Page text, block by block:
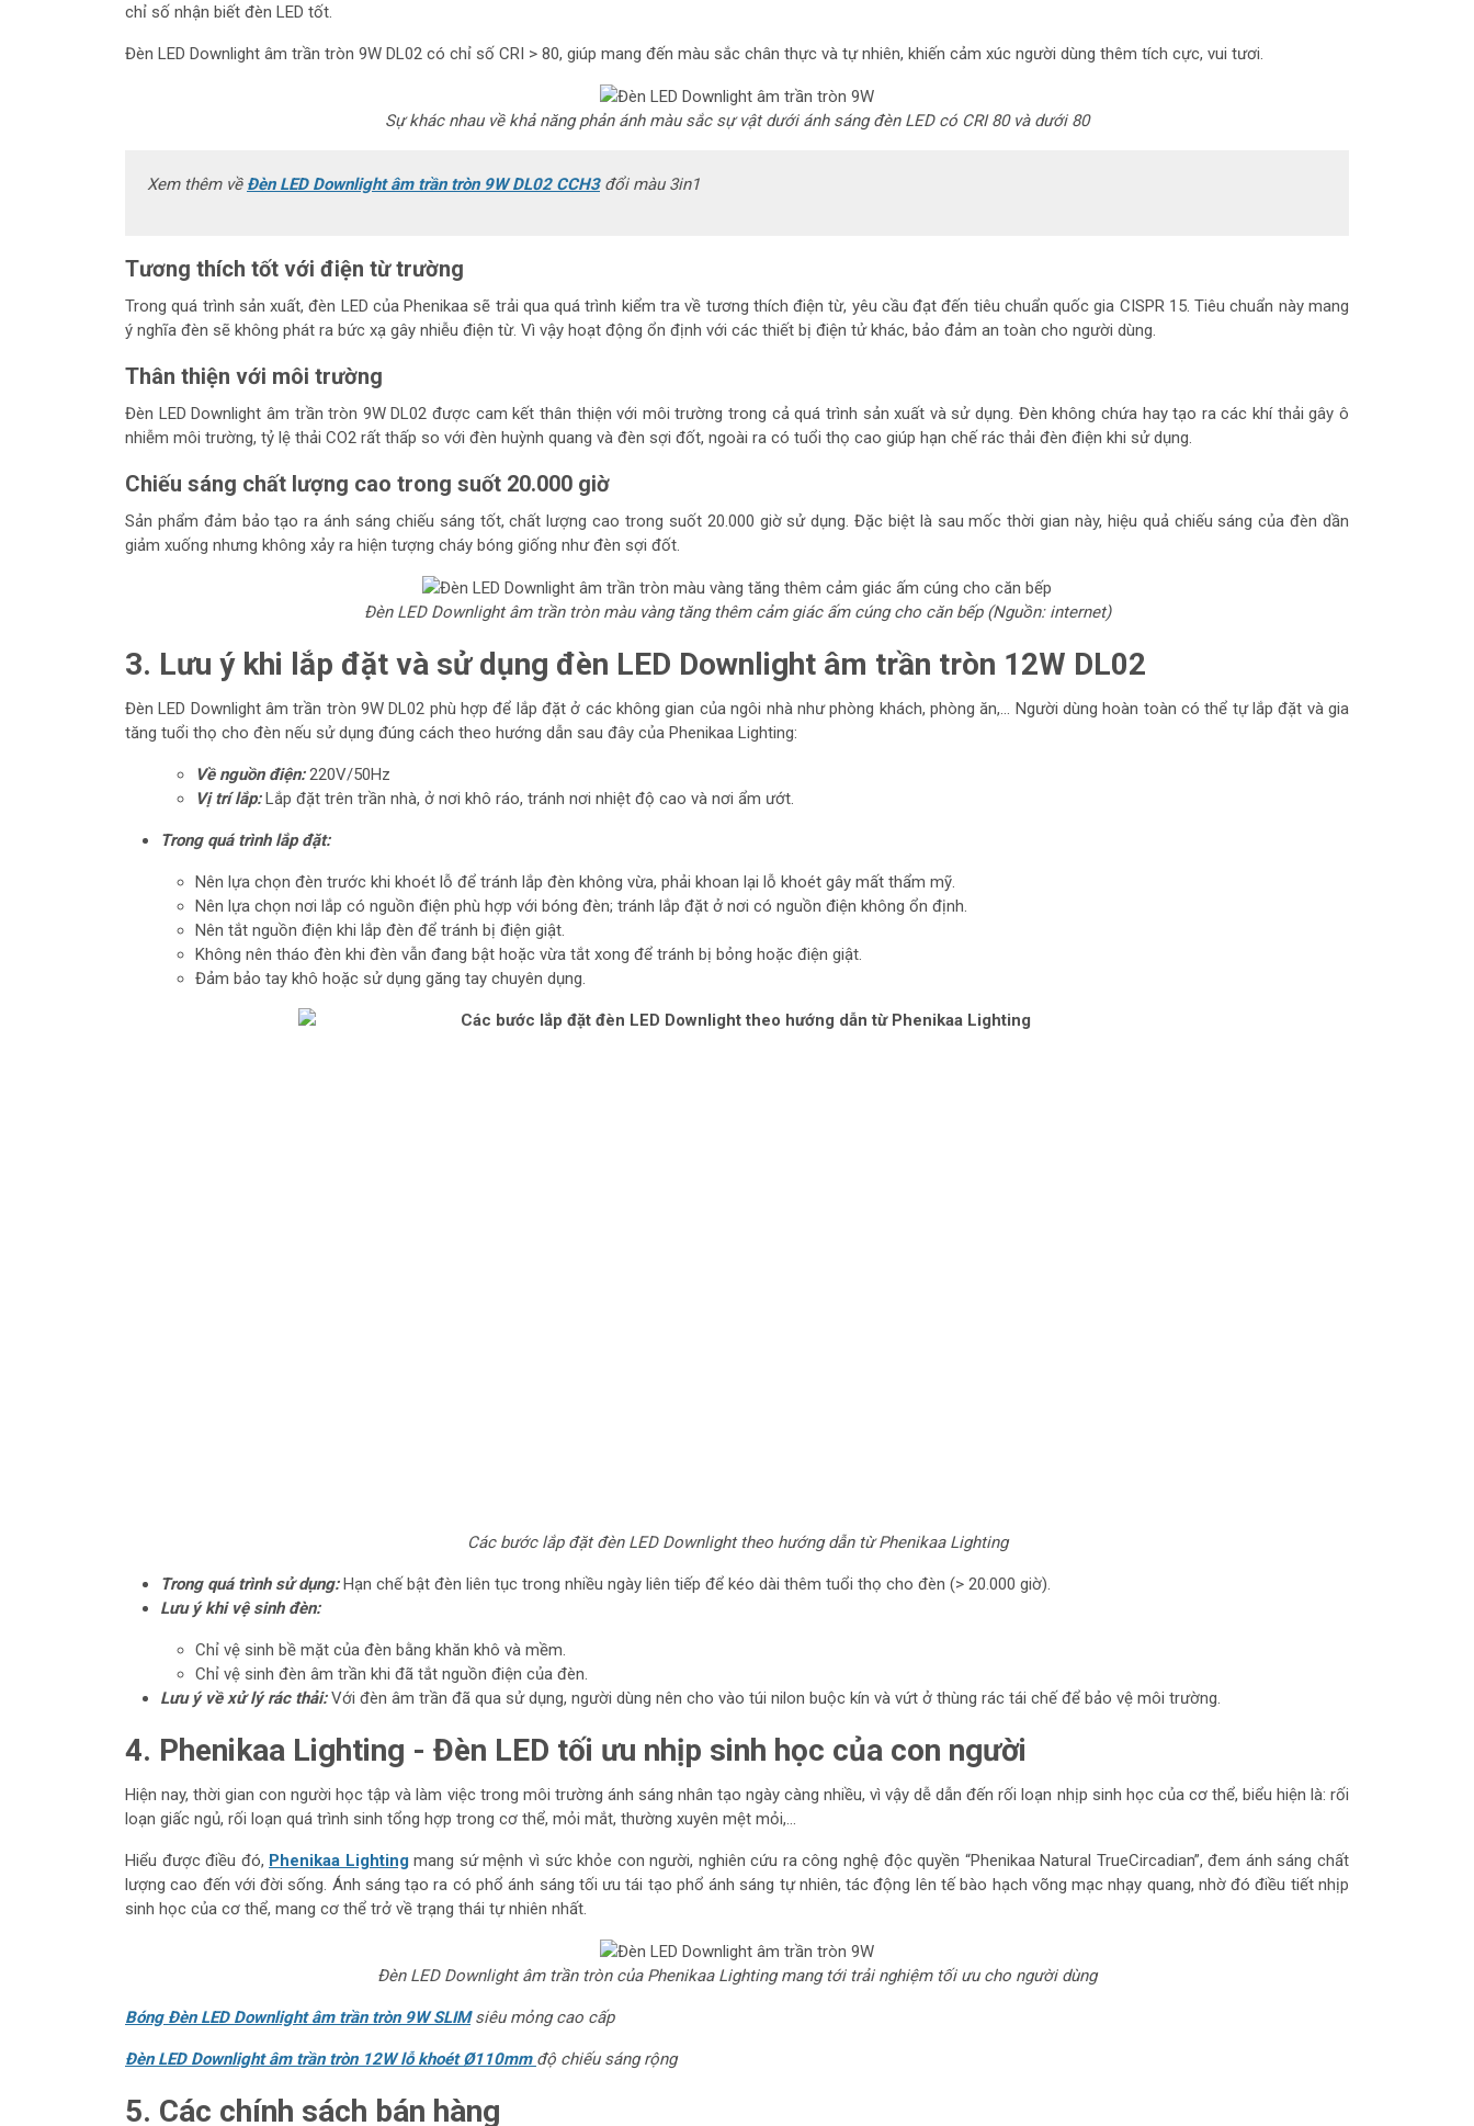
chỉ số nhận biết đèn LED tốt.
Đèn LED Downlight âm trần tròn 9W DL02 có chỉ số CRI > 80, giúp mang đến màu sắc chân thực và tự nhiên, khiến cảm xúc người dùng thêm tích cực, vui tươi.
Sự khác nhau về khả năng phản ánh màu sắc sự vật dưới ánh sáng đèn LED có CRI 80 và dưới 80
Xem thêm về Đèn LED Downlight âm trần tròn 9W DL02 CCH3đổi màu 3in1
Tương thích tốt với điện từ trường
Trong quá trình sản xuất, đèn LED của Phenikaa sẽ trải qua quá trình kiểm tra về tương thích điện từ, yêu cầu đạt đến tiêu chuẩn quốc gia CISPR 15. Tiêu chuẩn này mang
ý nghĩa đèn sẽ không phát ra bức xạ gây nhiễu điện từ. Vì vậy hoạt động ổn định với các thiết bị điện tử khác, bảo đảm an toàn cho người dùng.
Thân thiện với môi trường
Đèn LED Downlight âm trần tròn 9W DL02 được cam kết thân thiện với môi trường trong cả quá trình sản xuất và sử dụng. Đèn không chứa hay tạo ra các khí thải gây ô
nhiễm môi trường, tỷ lệ thải CO2 rất thấp so với đèn huỳnh quang và đèn sợi đốt, ngoài ra có tuổi thọ cao giúp hạn chế rác thải đèn điện khi sử dụng.
Chiếu sáng chất lượng cao trong suốt 20.000 giờ
Sản phẩm đảm bảo tạo ra ánh sáng chiếu sáng tốt, chất lượng cao trong suốt 20.000 giờ sử dụng. Đặc biệt là sau mốc thời gian này, hiệu quả chiếu sáng của đèn dần
giảm xuống nhưng không xảy ra hiện tượng cháy bóng giống như đèn sợi đốt.
Đèn LED Downlight âm trần tròn màu vàng tăng thêm cảm giác ấm cúng cho căn bếp (Nguồn: internet)
3. Lưu ý khi lắp đặt và sử dụng đèn LED Downlight âm trần tròn 12W DL02
Đèn LED Downlight âm trần tròn 9W DL02 phù hợp để lắp đặt ở các không gian của ngôi nhà như phòng khách, phòng ăn,... Người dùng hoàn toàn có thể tự lắp đặt và gia
tăng tuổi thọ cho đèn nếu sử dụng đúng cách theo hướng dẫn sau đây của Phenikaa Lighting:
Về nguồn điện:220V/50Hz
Vị trí lắp:Lắp đặt trên trần nhà, ở nơi khô ráo, tránh nơi nhiệt độ cao và nơi ẩm ướt.
Trong quá trình lắp đặt:
Nên lựa chọn đèn trước khi khoét lỗ để tránh lắp đèn không vừa, phải khoan lại lỗ khoét gây mất thẩm mỹ.
Nên lựa chọn nơi lắp có nguồn điện phù hợp với bóng đèn; tránh lắp đặt ở nơi có nguồn điện không ổn định.
Nên tắt nguồn điện khi lắp đèn để tránh bị điện giật.
Không nên tháo đèn khi đèn vẫn đang bật hoặc vừa tắt xong để tránh bị bỏng hoặc điện giật.
Đảm bảo tay khô hoặc sử dụng găng tay chuyên dụng.
Các bước lắp đặt đèn LED Downlight theo hướng dẫn từ Phenikaa Lighting
Trong quá trình sử dụng: Hạn chế bật đèn liên tục trong nhiều ngày liên tiếp để kéo dài thêm tuổi thọ cho đèn (> 20.000 giờ).
Lưu ý khi vệ sinh đèn:
Chỉ vệ sinh bề mặt của đèn bằng khăn khô và mềm.
Chỉ vệ sinh đèn âm trần khi đã tắt nguồn điện của đèn.
Lưu ý về xử lý rác thải:Với đèn âm trần đã qua sử dụng, người dùng nên cho vào túi nilon buộc kín và vứt ở thùng rác tái chế để bảo vệ môi trường.
4. Phenikaa Lighting - Đèn LED tối ưu nhịp sinh học của con người
Hiện nay, thời gian con người học tập và làm việc trong môi trường ánh sáng nhân tạo ngày càng nhiều, vì vậy dễ dẫn đến rối loạn nhịp sinh học của cơ thể, biểu hiện là: rối
loạn giấc ngủ, rối loạn quá trình sinh tổng hợp trong cơ thể, mỏi mắt, thường xuyên mệt mỏi,...
Hiểu được điều đó, Phenikaa Lightingmang sứ mệnh vì sức khỏe con người, nghiên cứu ra công nghệ độc quyền “Phenikaa Natural TrueCircadian”, đem ánh sáng chất
lượng cao đến với đời sống. Ánh sáng tạo ra có phổ ánh sáng tối ưu tái tạo phổ ánh sáng tự nhiên, tác động lên tế bào hạch võng mạc nhạy quang, nhờ đó điều tiết nhịp
sinh học của cơ thể, mang cơ thể trở về trạng thái tự nhiên nhất.
Đèn LED Downlight âm trần tròn của Phenikaa Lighting mang tới trải nghiệm tối ưu cho người dùng
Bóng Đèn LED Downlight âm trần tròn 9W SLIMsiêu mỏng cao cấp
Đèn LED Downlight âm trần tròn 12W lỗ khoét Ø110mm độ chiếu sáng rộng
5. Các chính sách bán hàng